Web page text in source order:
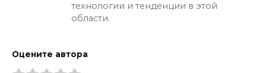
технологии и тенденции в этой
области.
Оцените автора